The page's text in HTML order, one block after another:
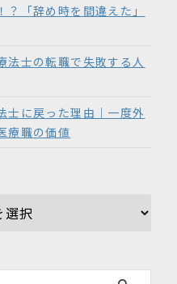
？「辞め時を間違えた」
法士の転職で失敗する人
士に戻った理由｜一度外
療職の価値